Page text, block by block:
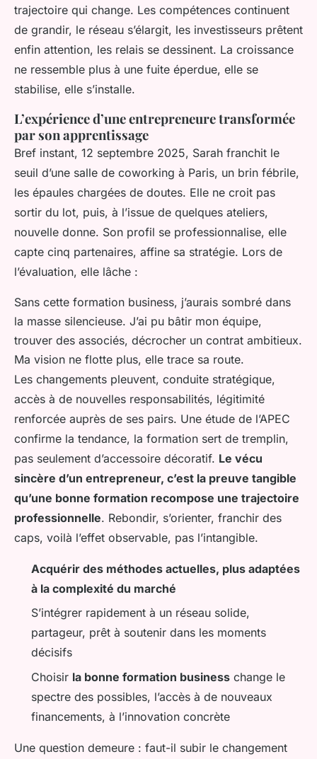
trajectoire qui change. Les compétences continuent
de grandir, le réseau s’élargit, les investisseurs prêtent
enfin attention, les relais se dessinent. La croissance
ne ressemble plus à une fuite éperdue, elle se
stabilise, elle s’installe.
L’expérience d’une entrepreneure transformée
par son apprentissage
Bref instant, 12 septembre 2025, Sarah franchit le
seuil d’une salle de coworking à Paris, un brin fébrile,
les épaules chargées de doutes. Elle ne croit pas
sortir du lot, puis, à l’issue de quelques ateliers,
nouvelle donne. Son profil se professionnalise, elle
capte cinq partenaires, affine sa stratégie. Lors de
l’évaluation, elle lâche :
Sans cette formation business, j’aurais sombré dans
la masse silencieuse. J’ai pu bâtir mon équipe,
trouver des associés, décrocher un contrat ambitieux.
Ma vision ne flotte plus, elle trace sa route.
Les changements pleuvent, conduite stratégique,
accès à de nouvelles responsabilités, légitimité
renforcée auprès de ses pairs. Une étude de l’APEC
confirme la tendance, la formation sert de tremplin,
pas seulement d’accessoire décoratif. Le vécu
sincère d’un entrepreneur, c’est la preuve tangible
qu’une bonne formation recompose une trajectoire
professionnelle. Rebondir, s’orienter, franchir des
caps, voilà l’effet observable, pas l’intangible.
Acquérir des méthodes actuelles, plus adaptées
à la complexité du marché
S’intégrer rapidement à un réseau solide,
partageur, prêt à soutenir dans les moments
décisifs
Choisir la bonne formation business change le
spectre des possibles, l’accès à de nouveaux
financements, à l’innovation concrète
Une question demeure : faut-il subir le changement